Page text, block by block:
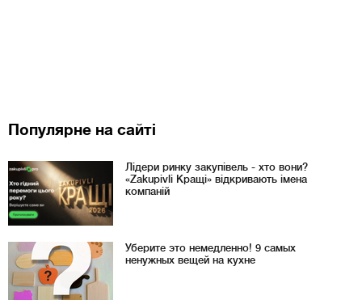
Популярне на сайті
Лідери ринку закупівель - хто вони?
«Zakupivli Кращі» відкривають імена
компаній
Уберите это немедленно! 9 самых
ненужных вещей на кухне